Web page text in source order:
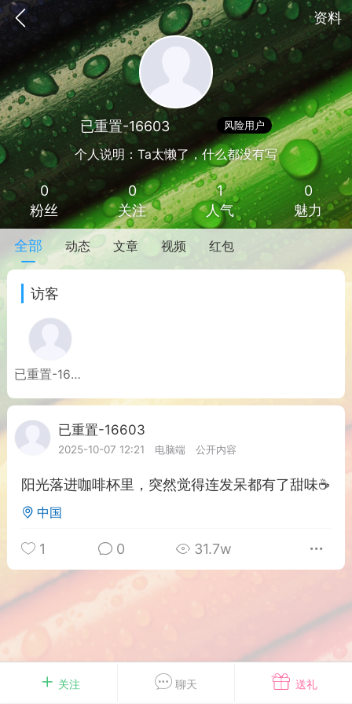
资料
手机
游戏
问答 闲谈 官方
任务
VIP 7
29 21:24
网盘下载
Laptop Go 2 i5/8/128 – Windows
关注 聊天 送礼
已重置-16603 Lv 1 风险用户
个人说明：Ta太懒了，什么都没有写
0
粉丝
0
关注
1
人气
0
魅力
全部 动态 文章 视频 红包
访客
已重置-16607
已重置-16603
2025-10-07 12:21
电脑端 公开内容
阳光落进咖啡杯里，突然觉得连发呆都有了甜味☕
中国
1 0 31.7w